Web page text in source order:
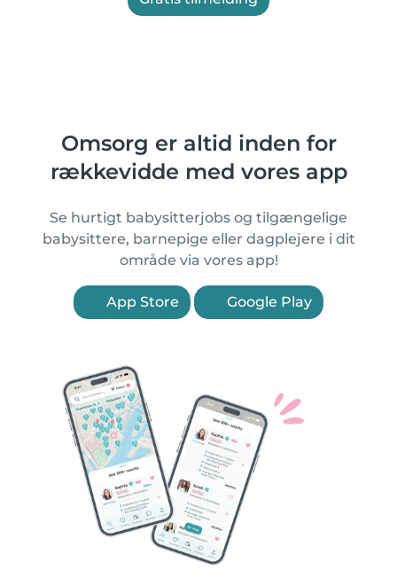
Omsorg er altid inden for
rækkevidde med vores app
Se hurtigt babysitterjobs og tilgængelige
babysittere, barnepige eller dagplejere i dit
område via vores app!
App Store Google Play